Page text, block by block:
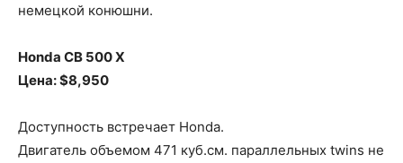
немецкой конюшни.
Honda CB 500 X
Цена: $8,950
Доступность встречает Honda.
Двигатель объемом 471 куб.см. параллельных twins не